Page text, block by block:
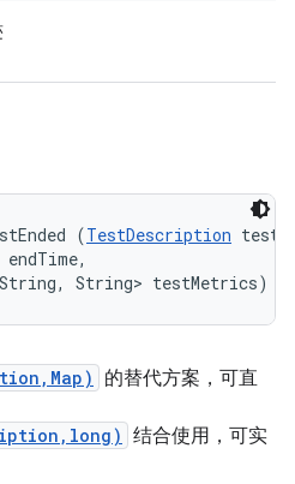
(TestDescription
endTime,
String> testMetrics)
的替代方案，可直
结合使用，可实